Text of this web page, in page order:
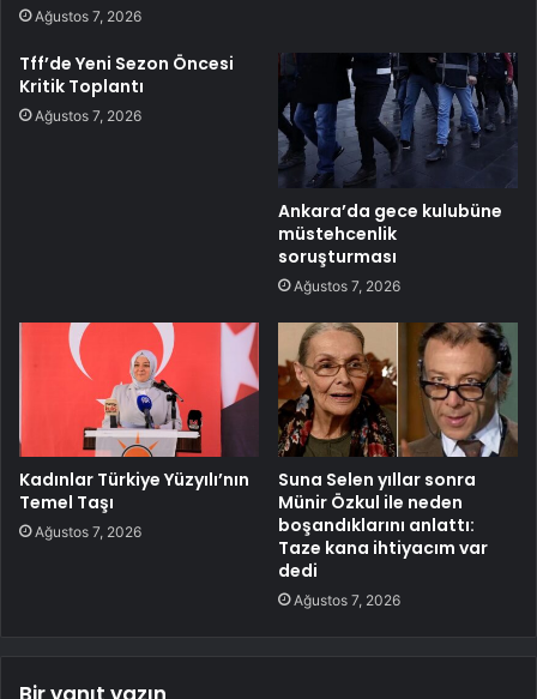
Ağustos 7, 2026
Tff’de Yeni Sezon Öncesi
Kritik Toplantı
Ağustos 7, 2026
Ankara’da gece kulubüne
müstehcenlik
soruşturması
Ağustos 7, 2026
Kadınlar Türkiye Yüzyılı’nın
Temel Taşı
Ağustos 7, 2026
Suna Selen yıllar sonra
Münir Özkul ile neden
boşandıklarını anlattı:
Taze kana ihtiyacım var
dedi
Ağustos 7, 2026